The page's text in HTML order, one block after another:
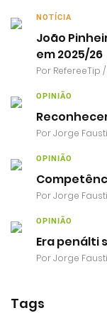
NOTÍCIA
João
em 2025/26
Por RefereeTip /
OPINIÃO
PorJorge
OPINIÃO
PorJorge
OPINIÃO
Era penálti
PorJorge
Tags